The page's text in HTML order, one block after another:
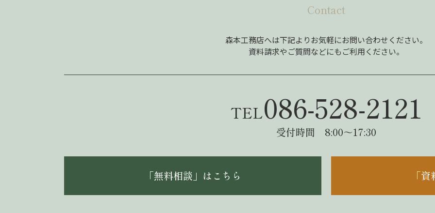
Contact
森本工務店へは下記よりお気軽にお問い合わせください。
資料請求やご質問などにもご利用ください。
TEL086-528-2121
受付時間 8:00～17:30
「無料相談」はこちら 「